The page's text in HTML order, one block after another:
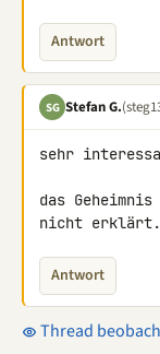
Antwort
SG Stefan G.
sehr
das
nicht erklärt.
Antwort
Thread